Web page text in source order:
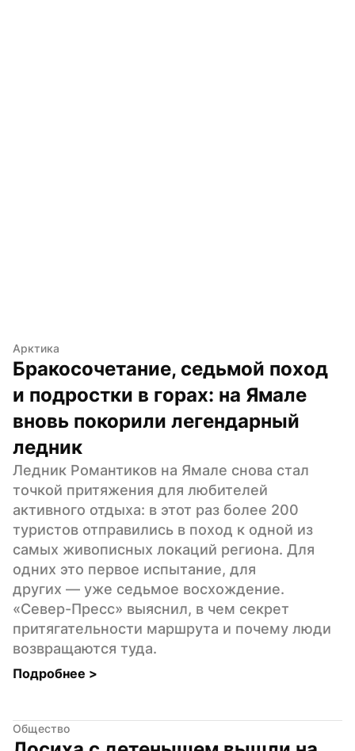
Арктика
Бракосочетание, седьмой поход
и подростки в горах: на Ямале
вновь покорили легендарный
ледник
Ледник Романтиков на Ямале снова стал
точкой притяжения для любителей
активного отдыха: в этот раз более 200
туристов отправились в поход к одной из
самых живописных локаций региона. Для
одних это первое испытание, для
других — уже седьмое восхождение.
«Север-Пресс» выяснил, в чем секрет
притягательности маршрута и почему люди
возвращаются туда.
Подробнее >
Общество